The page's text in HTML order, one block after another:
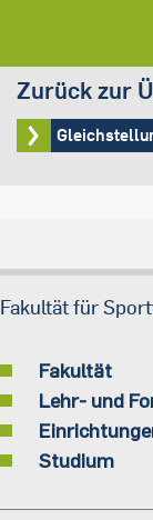
Zurück zur
Fakultät für
Fakultät
Lehr- und
Studium